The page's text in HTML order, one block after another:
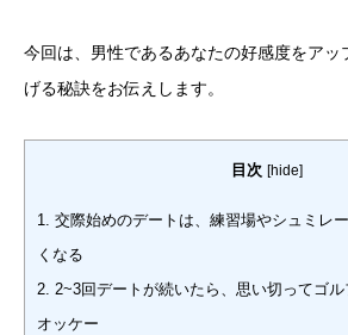
今回は、 男性であるあなたの好感度をア
げる秘訣をお伝えします。
目次 [hide]
1. 交際始めのデートは、練習場やシュミレ
くなる
2. 2~3回デートが続いたら、思い切ってゴ
オッケー